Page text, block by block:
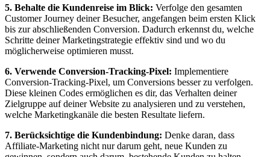
5.⁣ Behalte ⁢die Kundenreise im Blick: Verfolge den ​gesamten
Customer Journey deiner Besucher, angefangen⁢ beim ersten Klick
bis zur ‍abschließenden Conversion. ⁣Dadurch erkennst du, ‍welche
Schritte ⁣deiner ⁣Marketingstrategie ‌effektiv sind und wo⁢ du
möglicherweise ⁢optimieren⁢ musst.
6. Verwende Conversion-Tracking-Pixel: Implementiere ​
Conversion-Tracking-Pixel,⁣ um Conversions​ besser zu verfolgen.
⁣Diese kleinen‌ Codes ermöglichen es dir,⁢ das Verhalten deiner ​
Zielgruppe auf deiner ⁢Website ⁢zu analysieren und zu ⁤verstehen,
welche Marketingkanäle die besten Resultate liefern.
7. ‍Berücksichtige ‍die‌ Kundenbindung: Denke daran, dass
Affiliate-Marketing nicht nur darum⁢ geht, neue Kunden zu